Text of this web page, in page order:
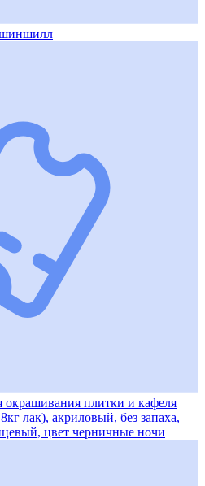
шиншилл
окрашивания плитки и кафеля
лак), акриловый, без запаха,
цвет черничные ночи